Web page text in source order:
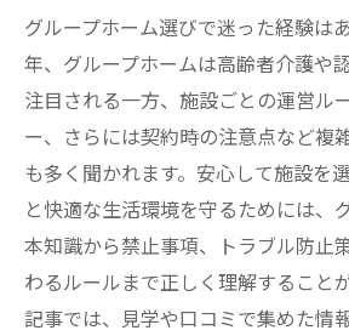
グループホーム選びで迷った経験は
年、グループホームは高齢者介護や
注目される一方、施設ごとの運営ル
ー、さらには契約時の注意点など複
も多く聞かれます。安心して施設を
と快適な生活環境を守るためには、
本知識から禁止事項、トラブル防止
わるルールまで正しく理解すること
記事では、見学や口コミで集めた情